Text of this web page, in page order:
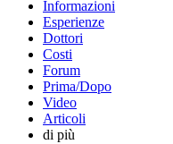
Informazioni
Esperienze
Dottori
Costi
Forum
Prima/Dopo
Video
Articoli
di più